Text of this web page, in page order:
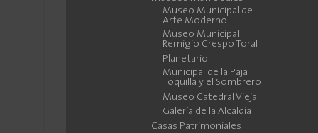
Museo Municipal de
Arte Moderno
Museo Municipal
Remigio Crespo Toral
Planetario
Municipal de la Paja
Toquilla y el Sombrero
Museo Catedral Vieja
Galería de la Alcaldía
Casas Patrimoniales